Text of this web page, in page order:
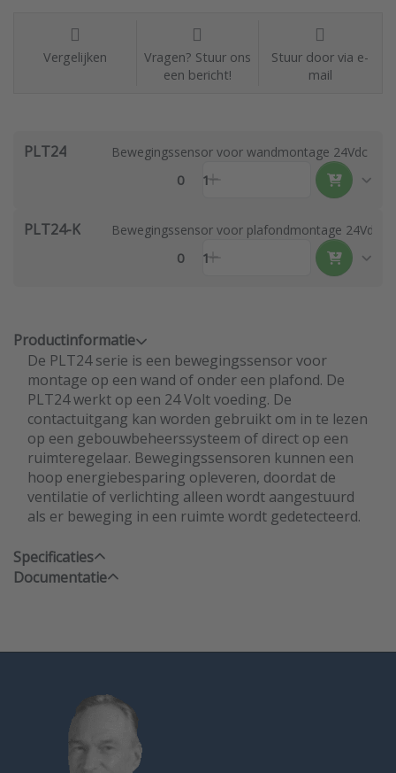
Vergelijken
Vragen? Stuur ons
een bericht!
Stuur door via e-
mail
PLT24 Bewegingssensor voor wandmontage 24Vdc
0 1
PLT24-K Bewegingssensor voor plafondmontage 24Vdc
0 1
Productinformatie
De PLT24 serie is een bewegingssensor voor
montage op een wand of onder een plafond. De
PLT24 werkt op een 24 Volt voeding. De
contactuitgang kan worden gebruikt om in te lezen
op een gebouwbeheerssysteem of direct op een
ruimteregelaar. Bewegingssensoren kunnen een
hoop energiebesparing opleveren, doordat de
ventilatie of verlichting alleen wordt aangestuurd
als er beweging in een ruimte wordt gedetecteerd.
Specificaties
Documentatie